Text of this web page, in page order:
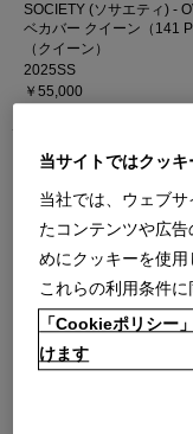
SOCIETY (ソサエティ) -
ベカバー クイーン（141
（クイーン）
2025SS
￥55,000
SOCIETY (ソサエティ) -
ベカバー クイーン（01
2025SS
当サイトではクッ
当社では、ウェブ
たコンテンツや広
めにクッキーを使
これらの利用条件に
「Cookieポリシー
けます